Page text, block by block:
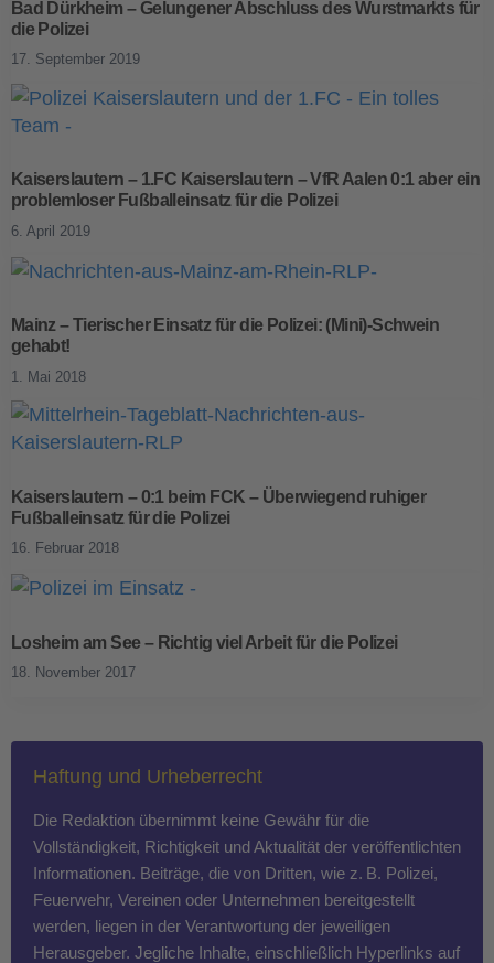
Bad Dürkheim – Gelungener Abschluss des Wurstmarkts für
die Polizei
17. September 2019
Kaiserslautern – 1.FC Kaiserslautern – VfR Aalen 0:1 aber ein
problemloser Fußballeinsatz für die Polizei
6. April 2019
Mainz – Tierischer Einsatz für die Polizei: (Mini)-Schwein
gehabt!
1. Mai 2018
Kaiserslautern – 0:1 beim FCK – Überwiegend ruhiger
Fußballeinsatz für die Polizei
16. Februar 2018
Losheim am See – Richtig viel Arbeit für die Polizei
18. November 2017
Haftung und Urheberrecht
Die Redaktion übernimmt keine Gewähr für die
Vollständigkeit, Richtigkeit und Aktualität der veröffentlichten
Informationen. Beiträge, die von Dritten, wie z. B. Polizei,
Feuerwehr, Vereinen oder Unternehmen bereitgestellt
werden, liegen in der Verantwortung der jeweiligen
Herausgeber. Jegliche Inhalte, einschließlich Hyperlinks auf